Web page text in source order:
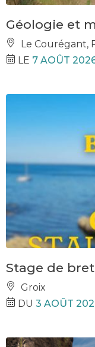
Géologie et
Le Courégant,
LE 7 AOÛT
Stage de
Groix
DU 3 AOÛT